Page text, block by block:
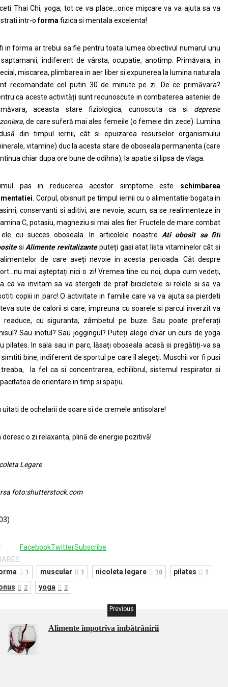
Thai Chi, yoga, tot ce va place…orice mișcare va va ajuta sa va
intr-oforma fizica si mentala excelenta!
in forma ar trebui sa fie pentru toata lumea obiectivul numarul unu
indiferent de vârsta, ocupatie, anotimp. Primăvara, in
miscarea, plimbarea in aer liber si expunerea la lumina naturala
recomandate cel putin 30 de minute pe zi. De ce primăvara?
ca aceste activități sunt recunoscute in combaterea asteniei de
,aceasta stare fiziologica, cunoscuta ca si depresie
de care suferă mai ales femeile (o femeie din zece). Lumina
din timpul iernii, cât si epuizarea resurselor organismului
vitamine) duc la acesta stare de oboseala permanenta (care
chiar dupa ore bune de odihna), la apatie si lipsa de vlaga.
pas in reducerea acestor simptome este schimbarea
. Corpul, obisnuit pe timpul iernii cu o alimentatie bogata in
conservanti si aditivi, are nevoie, acum, sa se realimenteze in
C, potasiu, magneziu si mai ales fier. Fructele de mare combat
cu succes oboseala. In articolele noastre Ati obosit sa fiti
si Alimente revitalizanteputeți gasi atat lista vitaminelor cât si
de care aveți nevoie in acesta perioada. Cât despre
mai așteptați nici o zi! Vremea tine cu noi, dupa cum vedeți,
ca va invitam sa va stergeti de praf bicicletele si rolele si sa va
copiii in parc! O activitate in familie care va va ajuta sa pierdeti
sute de calorii si care, împreuna cu soarele si parcul inverzit va
readuce, cu siguranta, zâmbetul pe buze. Sau poate preferați
Sau inotul? Sau joggingul? Puteți alege chiar un curs de yoga
pilates. In sala sau in parc, lăsați oboseala acasă si pregătiți-va sa
simtiti bine, indiferent de sportul pe care îl alegeți. Muschii vor fi pusi
la fel ca si concentrarea, echilibrul, sistemul respirator si
de orientare in timp si spațiu.
uitati de ochelarii de soare si de cremele antisolare!
doresc o zi relaxanta, plină de energie pozitivă!
Legare
foto:shutterstock.com
FacebookTwitterSubscribe
1 muscular 1 nicoleta legare 10 pilates 1
2 yoga 2
Previous
Alimente împotriva îmbătrânirii